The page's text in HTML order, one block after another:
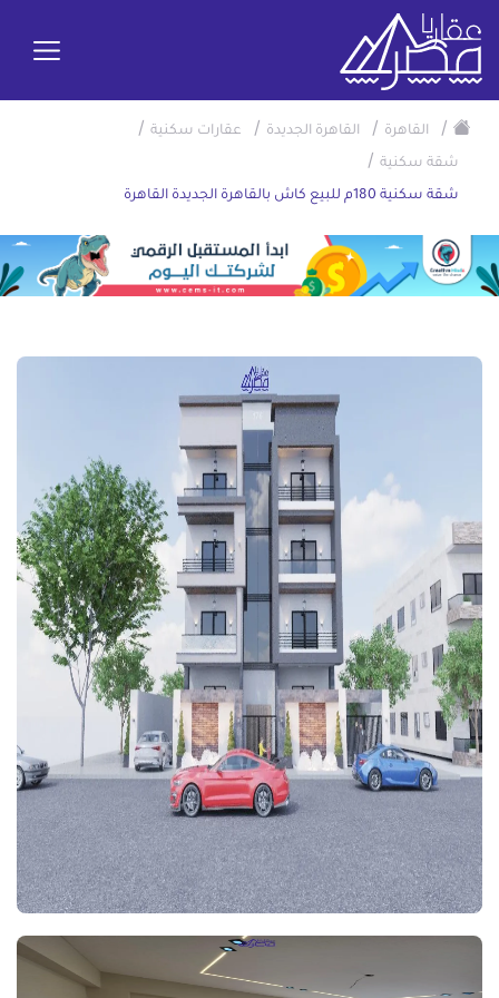
/ القاهرة / القاهرة الجديدة / عقارات سكنية /
شقة سكنية /
شقة سكنية 180م للبيع كاش بالقاهرة الجديدة القاهرة